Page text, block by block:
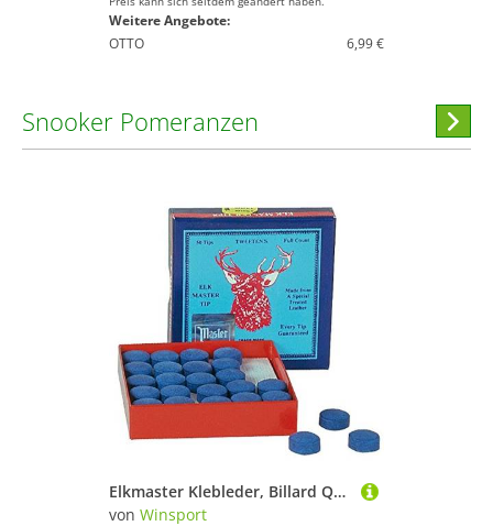
Weitere Angebote:
OTTO
6,99 €
Snooker Pomeranzen
Elkmaster Klebleder, Billard Queue Leder, Größe:10mm
von Winsport